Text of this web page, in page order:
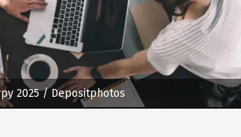
2025/ Depositphotos